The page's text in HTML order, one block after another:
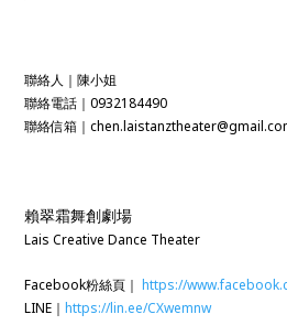
聯絡人｜陳小姐
聯絡電話｜0932184490
聯絡信箱｜
賴翠霜舞創劇場
Lais Creative Dance Theater
Facebook粉絲頁｜https://
LINE｜https://lin.ee/CXwemnw